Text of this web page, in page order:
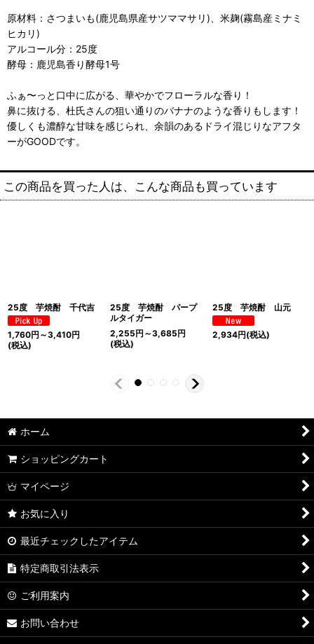
原材料：さつまいも(鹿児島県産サツママサリ)、米麹(霧島産ミナミ
ヒカリ)
アルコール分：25度
酵母：鹿児島香り酵母1号
ふぁ〜っと口中に広がる、華やかでフローラルな香り！
鼻に抜ける、杜氏さんの狙い通りのバナナのような香りもします！
優しくも濃醇な甘味を感じられ、余韻のあるドライ混じりなアフタ
ーがGOODです。
この商品を買った人は、こんな商品も買っています
25度 芋焼酎 千代吉
1,760円 ～3,410円
(税込)
25度 芋焼酎 パープ
ルタイガー
2,255円 ～3,685円
(税込)
25度 芋焼酎 山元
2,934円(税込)
ホーム
ショッピングカート
マイページ
お気に入り
最近チェックしたアイテム
特定商取引法表示
ご利用案内
お問い合わせ